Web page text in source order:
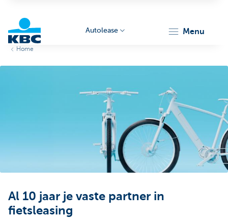
Autolease menu
Home
Al 10 jaar je vaste partner in
fietsleasing